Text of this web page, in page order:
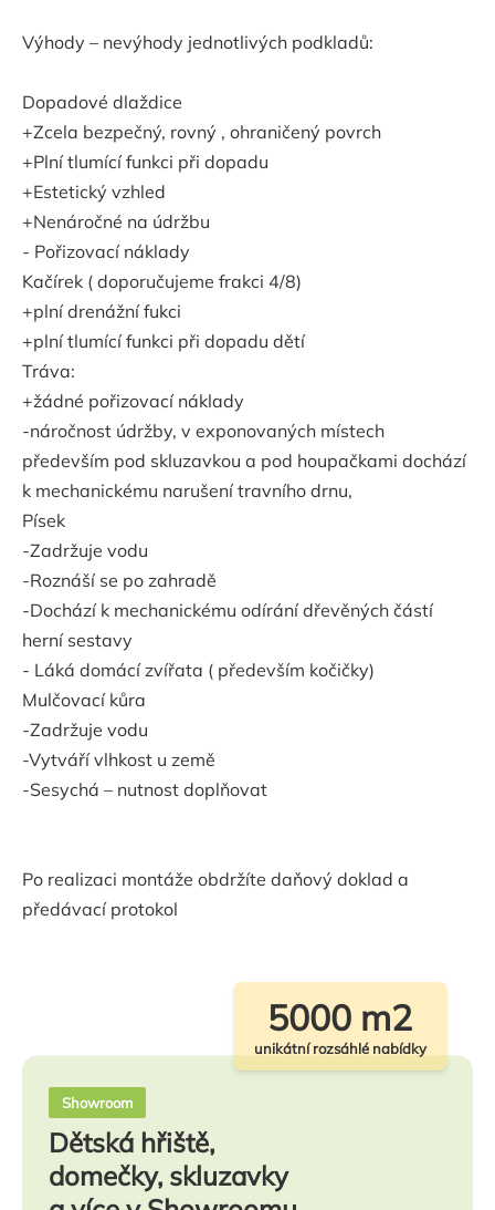
Výhody – nevýhody jednotlivých podkladů:
Dopadové dlaždice
+Zcela bezpečný, rovný , ohraničený povrch
+Plní tlumící funkci při dopadu
+Estetický vzhled
+Nenáročné na údržbu
- Pořizovací náklady
Kačírek ( doporučujeme frakci 4/8)
+plní drenážní fukci
+plní tlumící funkci při dopadu dětí
Tráva:
+žádné pořizovací náklady
-náročnost údržby, v exponovaných místech
především pod skluzavkou a pod houpačkami dochází
k mechanickému narušení travního drnu,
Písek
-Zadržuje vodu
-Roznáší se po zahradě
-Dochází k mechanickému odírání dřevěných částí
herní sestavy
- Láká domácí zvířata ( především kočičky)
Mulčovací kůra
-Zadržuje vodu
-Vytváří vlhkost u země
-Sesychá – nutnost doplňovat
Po realizaci montáže obdržíte daňový doklad a
předávací protokol
Showroom
Dětská hřiště,
domečky, skluzavky
5000 m2
unikátní rozsáhlé nabídky